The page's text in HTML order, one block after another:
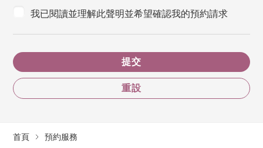
我已閱讀並理解此聲明並希望確認我的預約請求
提交
重設
首頁 預約服務